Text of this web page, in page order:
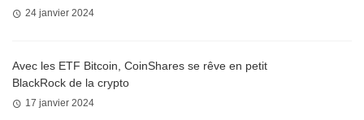
24 janvier 2024
Avec les ETF Bitcoin, CoinShares se rêve en petit
BlackRock de la crypto
17 janvier 2024